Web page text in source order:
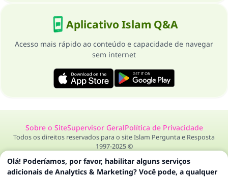
Aplicativo Islam Q&A
Acesso mais rápido ao conteúdo e capacidade de navegar
sem internet
Sobre o SiteSupervisor GeralPolítica de Privacidade
Todos os direitos reservados para o site Islam Pergunta e Resposta
1997-2025 ©
Olá! Poderíamos, por favor, habilitar alguns serviços
adicionais de Analytics & Marketing? Você pode, a qualquer